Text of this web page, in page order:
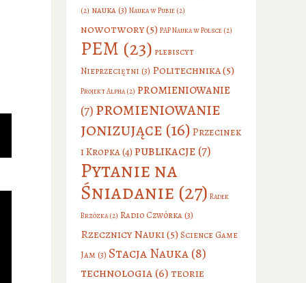
(2) nauka(3) Nauka w Pubie(2)
nowotwory(5) PAP Nauka w Polsce(2)
PEM (23) plebiscyt
Nieprzeciętni (3) Politechnika(5)
Projekt Alpha(2) promieniowanie
(7) promieniowanie
jonizujące (16) Przecinek
i Kropka(4) publikacje(7)
Pytanie na
Śniadanie (27) Radek
Brzózka(2) Radio Czwórka(3)
Rzecznicy Nauki(5)Science Game
Jam (3) Stacja Nauka(8)
technologia(6) teorie